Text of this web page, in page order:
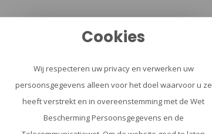
geleverd met een USB-C / Micro USB /
andere 5 V apparaten opladen. Om te
zonnelader uitgerust met een laadindicator.
het paneel 2A kan produceren, zal de
uw apparaat te beschadigen. Voor het
Cookies
Wij respecteren uw privacy en verwerken uw
persoonsgegevens alleen voor het doel waarvoor u ze
heeft verstrekt en in overeenstemming met de Wet
Bescherming Persoonsgegevens en de